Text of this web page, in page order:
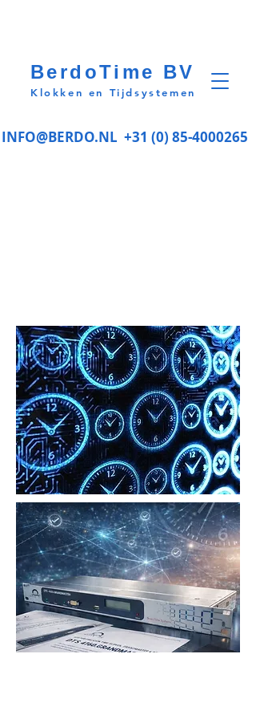
INFO@BERDO.NL +31 (0) 85-4000265
BerdoTime BV
Klokken en Tijdsystemen